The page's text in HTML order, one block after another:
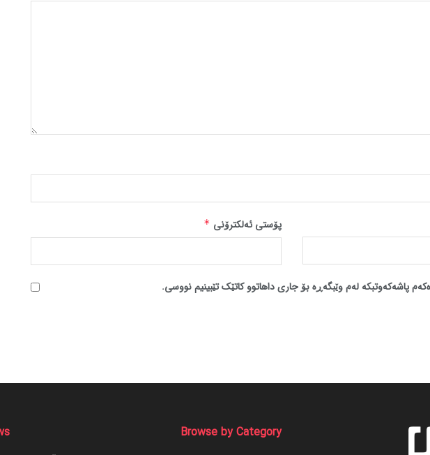
پۆستی ئەلکترۆنی *
پاشەکەوتبکە لەم وێبگەڕە بۆ جاری داهاتوو کاتێک تێبینیم نووسی.
Browse by Category